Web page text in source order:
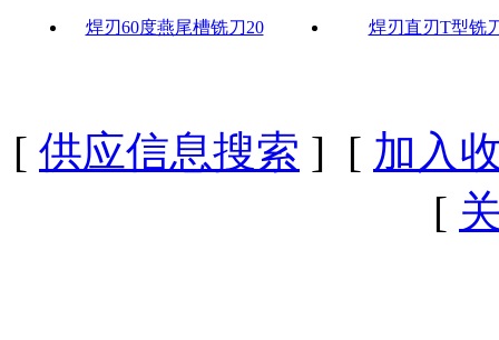
焊刃60度燕尾槽铣刀20 焊刃直刃T型铣
[ 供应信息搜索 ] [ 加入
[